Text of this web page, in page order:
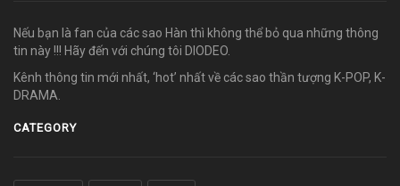
Nếu bạn là fan của các sao Hàn thì không thể bỏ qua những thông
tin này !!! Hãy đến với chúng tôi DIODEO.
Kênh thông tin mới nhất, ‘hot’ nhất về các sao thần tượng K-POP, K-
DRAMA.
CATEGORY